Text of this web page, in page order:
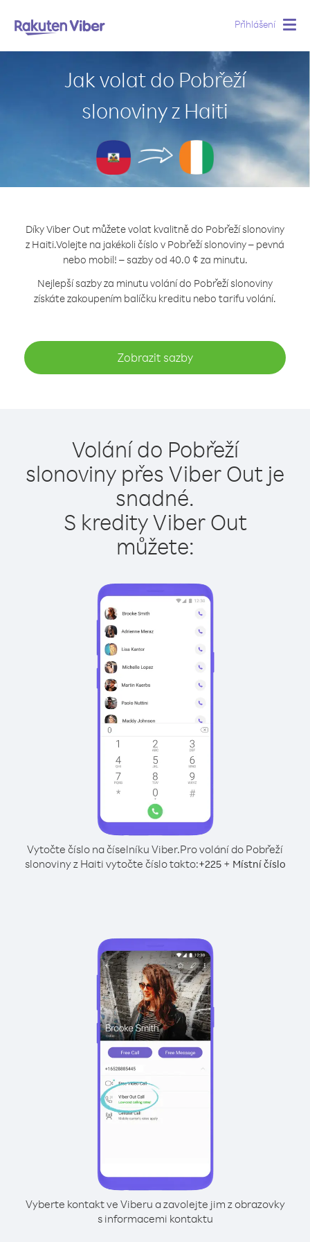
Přihlášení
Jak volat do Pobřeží
slonoviny z Haiti
Díky Viber Out můžete volat kvalitně do Pobřeží slonoviny
z Haiti.Volejte na jakékoli číslo v Pobřeží slonoviny – pevná
nebo mobil! – sazby od 40.0 ¢ za minutu.
Nejlepší sazby za minutu volání do Pobřeží slonoviny
získáte zakoupením balíčku kreditu nebo tarifu volání.
Zobrazit sazby
Volání do Pobřeží
slonoviny přes Viber Out je
snadné.
S kredity Viber Out
můžete:
Vytočte číslo na číselníku Viber.Pro volání do Pobřeží
slonoviny z Haiti vytočte číslo takto:+225+ Místní číslo
Vyberte kontakt ve Viberu a zavolejte jim z obrazovky
s informacemi kontaktu